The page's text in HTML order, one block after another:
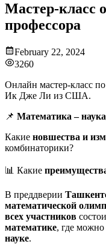
Мастер-класс
профессора
February 22, 2024
3260
Онлайн мастер-класс
Ик Дже Ли из США.
📌 Математика –
Какие новшества и
комбинаторики?
📊 Какие
В преддверии
математической
всех участников
математике, где можно
науке.